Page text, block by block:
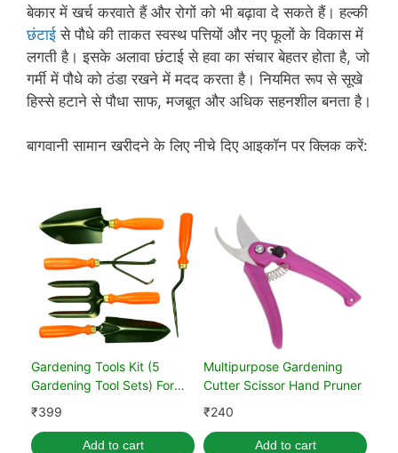
बेकार में खर्च करवाते हैं और रोगों को भी बढ़ावा दे सकते हैं। हल्की
छंटाई से पौधे की ताकत स्वस्थ पत्तियों और नए फूलों के विकास में
लगती है। इसके अलावा छंटाई से हवा का संचार बेहतर होता है, जो
गर्मी में पौधे को ठंडा रखने में मदद करता है। नियमित रूप से सूखे
हिस्से हटाने से पौधा साफ, मजबूत और अधिक सहनशील बनता है।
बागवानी सामान खरीदने के लिए नीचे दिए आइकॉन पर क्लिक करें:
Gardening Tools Kit (5
Gardening Tool Sets) For
Home Gardening
₹399
Add to cart
Multipurpose Gardening
Cutter Scissor Hand Pruner
₹240
Add to cart